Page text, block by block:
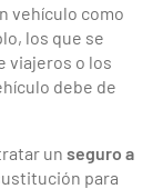
vehículo como
los que se
viajeros o los
debe de
un seguro a
para